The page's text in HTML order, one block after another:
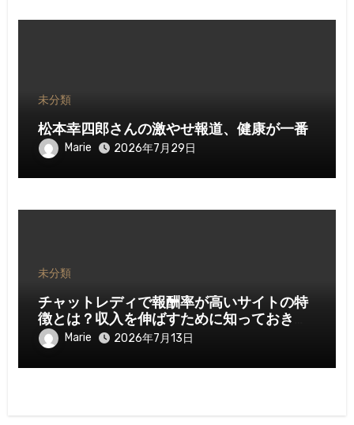
未分類
松本幸四郎さんの激やせ報道、健康が一番
Marie 2026年7月29日
未分類
チャットレディで報酬率が高いサイトの特
徴とは？収入を伸ばすために知っておきた
いポイント
Marie 2026年7月13日